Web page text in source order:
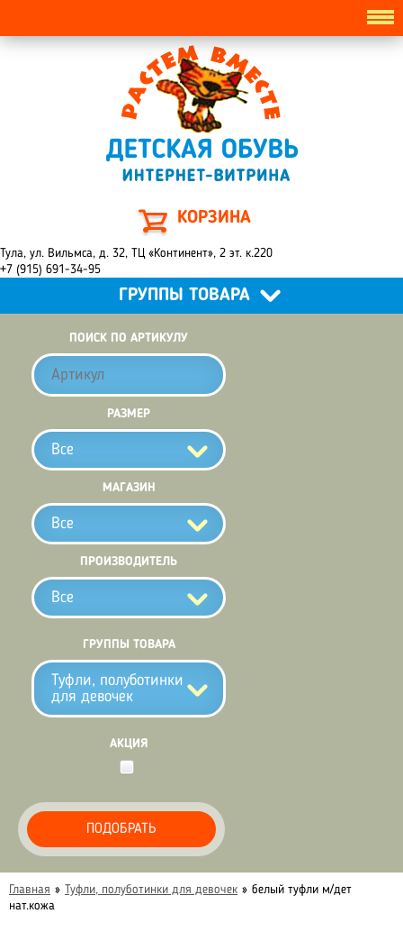
КОРЗИНА
Тула, ул. Вильмса, д. 32, ТЦ «Континент», 2 эт. к.220
+7 (915) 691-34-95
ГРУППЫ ТОВАРА
ПОИСК ПО АРТИКУЛУ
РАЗМЕР
Все
МАГАЗИН
Все
ПРОИЗВОДИТЕЛЬ
Все
ГРУППЫ ТОВАРА
Туфли, полуботинки
для девочек
АКЦИЯ
ПОДОБРАТЬ
Главная » Туфли, полуботинки для девочек » белый туфли м/дет
нат.кожа